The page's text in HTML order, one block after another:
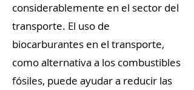
considerablemente en el sector del
transporte. El uso de
biocarburantes en el transporte,
como alternativa a los combustibles
fósiles, puede ayudar a reducir las